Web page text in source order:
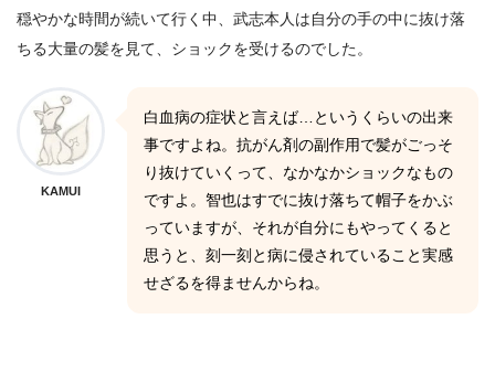
穏やかな時間が続いて行く中、武志本人は自分の手の中に抜け落
ちる大量の髪を見て、ショックを受けるのでした。
KAMUI
白血病の症状と言えば…というくらいの出来
事ですよね。抗がん剤の副作用で髪がごっそ
り抜けていくって、なかなかショックなもの
ですよ。智也はすでに抜け落ちて帽子をかぶ
っていますが、それが自分にもやってくると
思うと、刻一刻と病に侵されていること実感
せざるを得ませんからね。